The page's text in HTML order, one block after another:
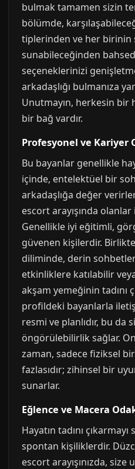
bulmak tamamen sizin
bölümde,
tiplerinden ve her birinin
sunabileceğinden
seçeneklerinizi
arkadaşlığı bulmanıza
Unutmayın, herkesin bir
bir bağ vardır.
Profesyonel ve Kariyer
Bu bayanlar genellikle
içinde, entelektüel bir
arkadaşlığa değer
escort arayışında
Genellikle iyi eğitimli,
güvenen kişilerdir.
diliminde, derin
etkinliklere katılabilir
akşam yemeğinin tadını
profildeki bayanlarla
resmi ve planlıdır, bu da
öngörülebilirlik sağlar.
zaman, sadece fiziksel
fazlasıdır; zihinsel bir
sunarlar.
Eğlence ve Macera
Hayatın tadını
spontan kişiliklerdir.
escort arayışınızda,